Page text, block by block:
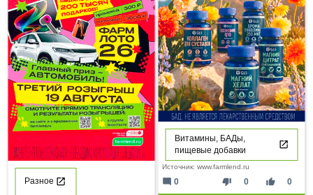
Разное
Витамины, БАДы,
пищевые добавки
Источник: www.farmlend.ru
thumb_down 0 thumb_up 0
mode_comment 0